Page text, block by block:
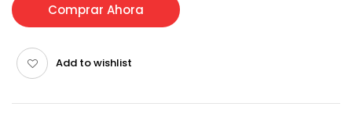
Comprar Ahora
Add to wishlist